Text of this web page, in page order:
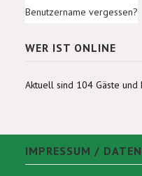
Benutzername vergessen?
WER IST ONLINE
Aktuell sind 104 Gäste
IMPRESSUM /